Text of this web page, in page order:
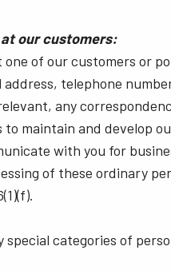
at our customers:
one of our customers or
address, telephone
any
to maintain and develop
with you for
of these ordinary
categories of